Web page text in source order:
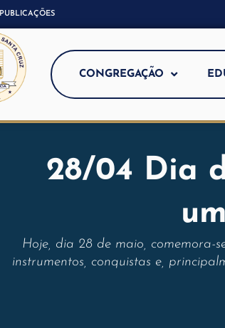
PUBLICAÇÕES
CONGREGAÇÃO
28/04 Dia
Hoje, dia 28 de maio, comemora-
instrumentos, conquistas e,